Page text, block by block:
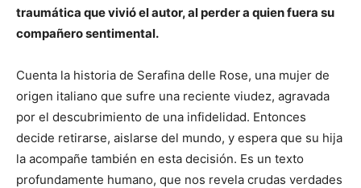
traumática que vivió el autor, al perder a quien fuera su
compañero sentimental.
Cuenta la historia de Serafina delle Rose, una mujer de
origen italiano que sufre una reciente viudez, agravada
por el descubrimiento de una infidelidad. Entonces
decide retirarse, aislarse del mundo, y espera que su hija
la acompañe también en esta decisión. Es un texto
profundamente humano, que nos revela crudas verdades